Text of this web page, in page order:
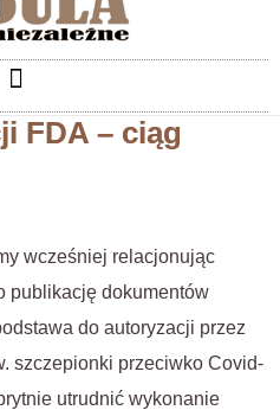
FDA – ciąg
wcześniej relacjonując
publikację dokumentów
do autoryzacji przez
szczepionki przeciwko Covid-
utrudnić wykonanie